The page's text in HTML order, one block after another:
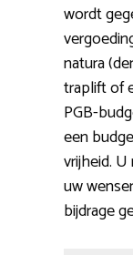
wordt
natura
traplift of
PGB-
een
vrijheid.
uw
bijdrage